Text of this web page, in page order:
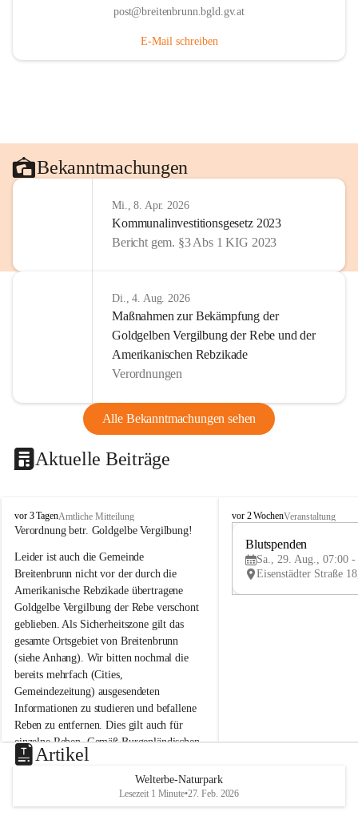
post@breitenbrunn.bgld.gv.at
E-Mail schreiben
Bekanntmachungen
Mi., 8. Apr. 2026
Kommunalinvestitionsgesetz 2023
Bericht gem. §3 Abs 1 KIG 2023
Di., 4. Aug. 2026
Maßnahmen zur Bekämpfung der
Goldgelben Vergilbung der Rebe und der
Amerikanischen Rebzikade
Verordnungen
Alle Bekanntmachungen sehen
Aktuelle Beiträge
B
r
i
t
e
n
b
r
u
n
n
a
m
N
e
u
s
d
vor 3 TagenAmtliche Mitteilung
Verordnung betr. Goldgelbe Vergilbung!
Leider ist auch die Gemeinde
Breitenbrunn nicht vor der durch die
Amerikanische Rebzikade übertragene
Goldgelbe Vergilbung der Rebe verschont
geblieben. Als Sicherheitszone gilt das
gesamte Ortsgebiet von Breitenbrunn
(siehe Anhang). Wir bitten nochmal die
bereits mehrfach (Cities,
Gemeindezeitung) ausgesendeten
Informationen zu studieren und befallene
Reben zu entfernen. Dies gilt auch für
einzelne Reben. Gemäß Burgenländischen
Weinbaugesetz sind nicht gepflegte oder
unzulässige Weingärten zu roden! Bitte
helfen wir zusammen um unsere Winzer
vor den prognostizierten Ernteausfällen
B
e
u
e
d
vor 2 WochenVeranstaltung
Blutspenden
Sa., 29. Aug., 07:00 -
Artikel
Welterbe-Naturpark
Lesezeit 1 Minute•27. Feb. 2026